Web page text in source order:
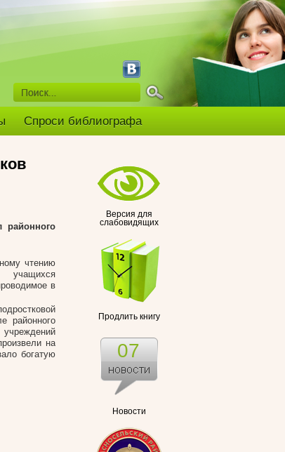
Спроси библиографа
Версия для
слабовидящих
Продлить книгу
Новости
07
районного
чтению
учащихся
в
районного
на
богатую